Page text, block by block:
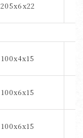
205x6x22
100x4x15
100x6x15
100x6x15